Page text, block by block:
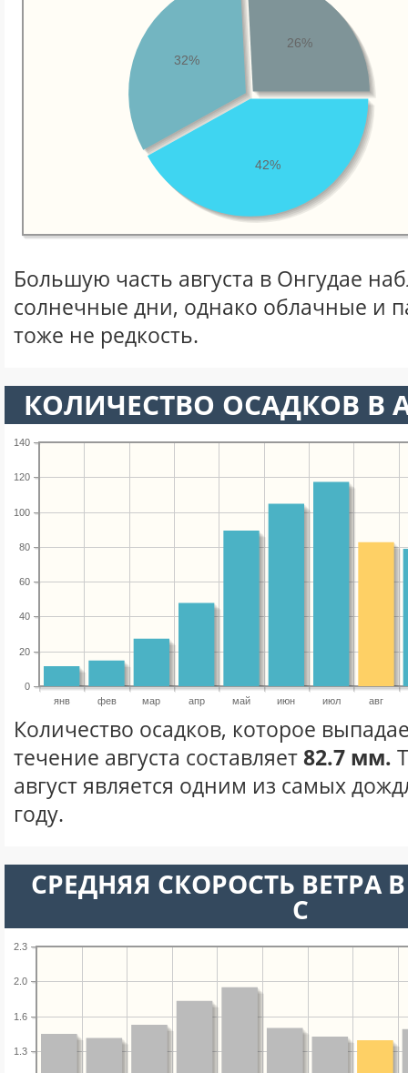
42%
32%
26%
Большую часть августа в Онгудае
солнечные дни, однако облачные и
тоже не редкость.
КОЛИЧЕСТВО ОСАДКОВ В
янв фев мар апр май июн июл авг
0
20
40
60
80
100
120
140
Количество осадков, которое
течение августа составляет82.7 мм.
август является одним из самых
году.
СРЕДНЯЯ СКОРОСТЬ ВЕТРА
С
1.3
1.6
2.0
2.3